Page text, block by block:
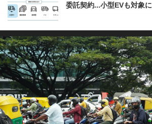
委託契約...小型EVも対象に